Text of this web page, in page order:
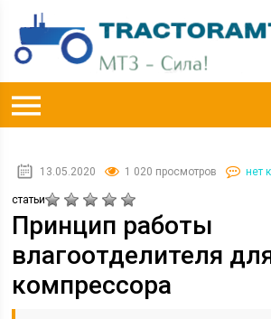
13.05.2020 1 020 просмотров нет
статьи
Принцип работы
влагоотделителя
компрессора